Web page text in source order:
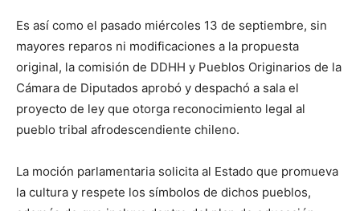
Es así como el pasado miércoles 13 de septiembre, sin
mayores reparos ni modificaciones a la propuesta
original, la comisión de DDHH y Pueblos Originarios de la
Cámara de Diputados aprobó y despachó a sala el
proyecto de ley que otorga reconocimiento legal al
pueblo tribal afrodescendiente chileno.
La moción parlamentaria solicita al Estado que promueva
la cultura y respete los símbolos de dichos pueblos,